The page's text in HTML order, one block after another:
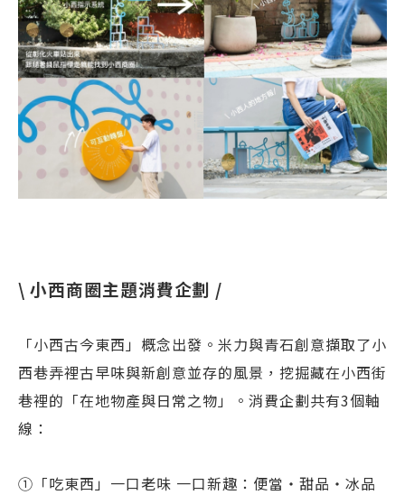
\ 小西商圈主題消費企劃 /
「小西古今東西」概念出發。米力與青石創意擷取了小
西巷弄裡古早味與新創意並存的風景，挖掘藏在小西街
巷裡的「在地物產與日常之物」。消費企劃共有3個軸
線：
①「吃東西」一口老味 一口新趣：便當・甜品・冰品